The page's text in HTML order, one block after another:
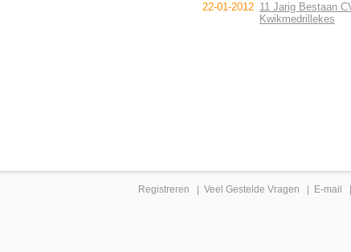
22-01-2012 11 Jarig Bestaan
Kwikmedrillekes
Registreren Veel Gestelde Vragen E-mail